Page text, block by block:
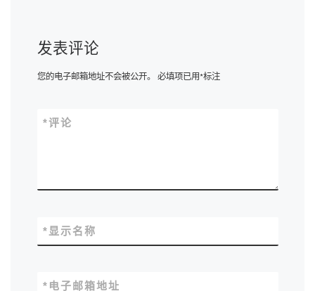
发表评论
您的电子邮箱地址不会被公开。 必填项已用*标注
评论
*
显示名称
*
电子邮箱地址
*